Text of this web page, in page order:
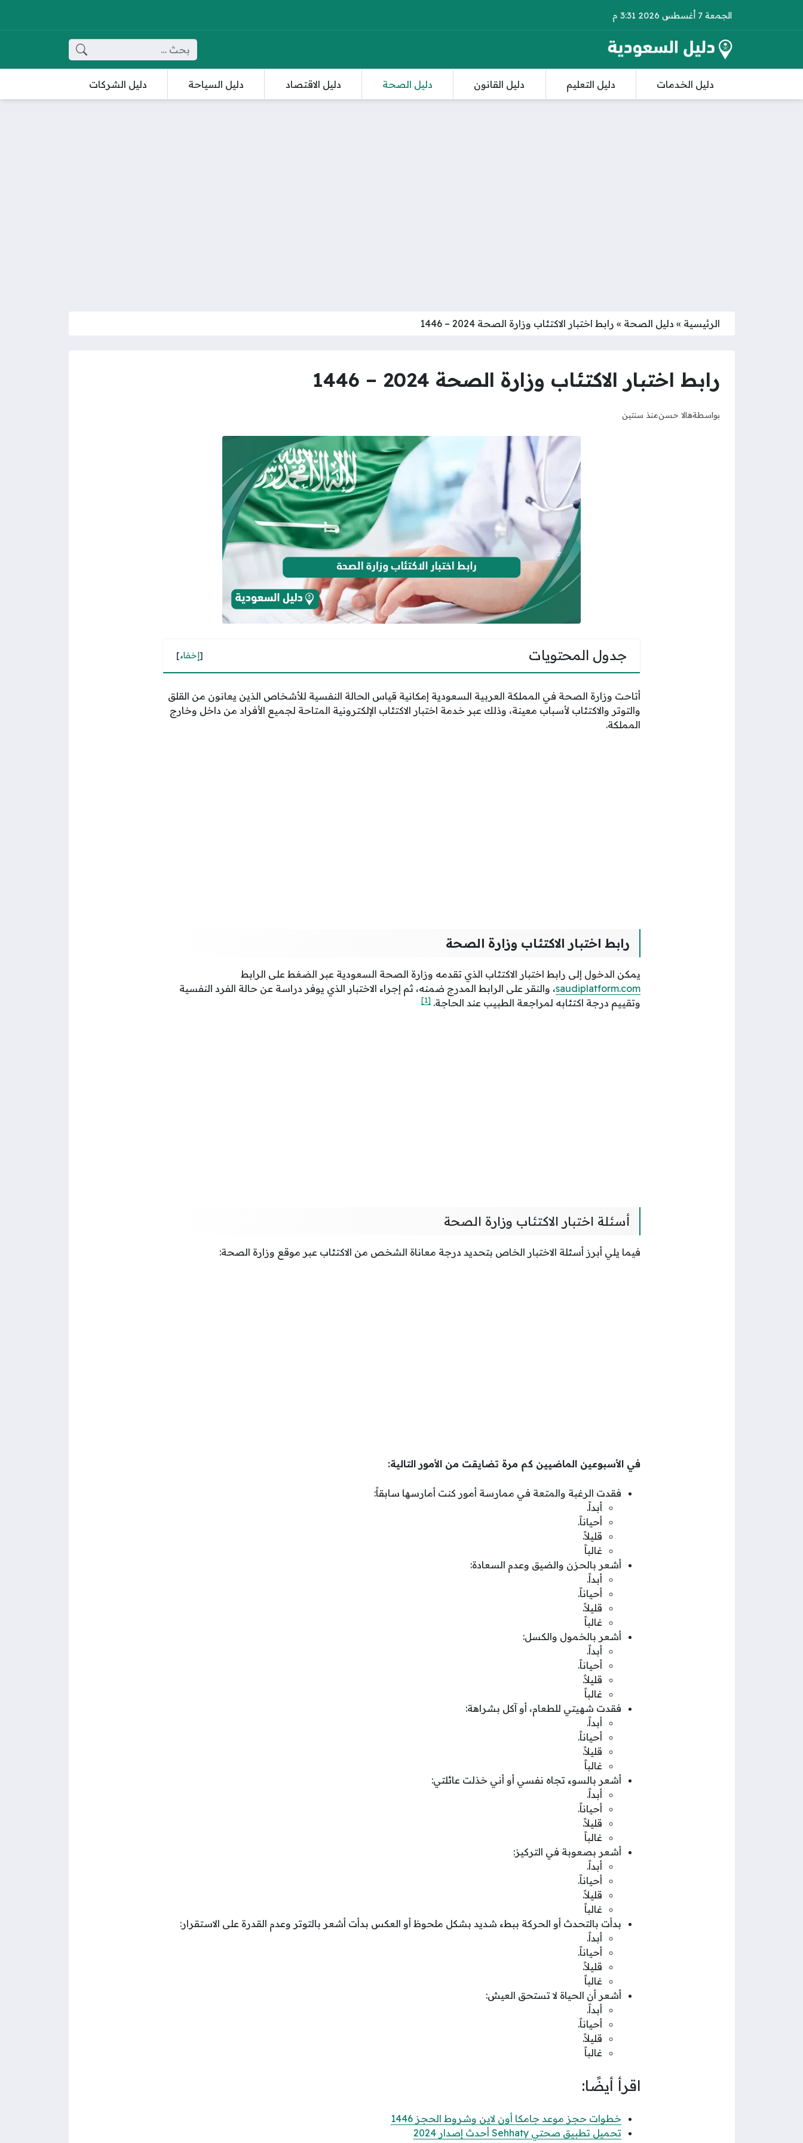
الجمعة 7 أغسطس 2026 3:31 م
البحث عن:
دليل الخدمات دليل التعليم دليل القانون دليل الصحة دليل الاقتصاد دليل السياحة دليل الشركات
الرئيسية » دليل الصحة » رابط اختبار الاكتئاب وزارة الصحة 2024 – 1446
رابط اختبار الاكتئاب وزارة الصحة 2024 – 1446
بواسطةهالا حسنمنذ سنتين
جدول المحتويات [إخفاء]
أتاحت وزارة الصحة في المملكة العربية السعودية إمكانية قياس الحالة النفسية للأشخاص الذين يعانون من القلق
والتوتر والاكتئاب لأسباب معينة، وذلك عبر خدمة اختبار الاكتئاب الإلكترونية المتاحة لجميع الأفراد من داخل وخارج
المملكة.
رابط اختبار الاكتئاب وزارة الصحة
يمكن الدخول إلى رابط اختبار الاكتئاب الذي تقدمه وزارة الصحة السعودية عبر الضغط على الرابط
saudiplatform.com، والنقر على الرابط المدرج ضمنه، ثم إجراء الاختبار الذي يوفر دراسة عن حالة الفرد النفسية
وتقييم درجة اكتئابه لمراجعة الطبيب عند الحاجة. [1]
أسئلة اختبار الاكتئاب وزارة الصحة
فيما يلي أبرز أسئلة الاختبار الخاص بتحديد درجة معاناة الشخص من الاكتئاب عبر موقع وزارة الصحة:
في الأسبوعين الماضيين كم مرة تضايقت من الأمور التالية:
فقدت الرغبة والمتعة في ممارسة أمور كنت أمارسها سابقاً:
أبداً.
أحياناً.
قليلاً.
غالباً
أشعر بالحزن والضيق وعدم السعادة:
أبداً.
أحياناً.
قليلاً.
غالباً
أشعر بالخمول والكسل:
أبداً.
أحياناً.
قليلاً.
غالباً
فقدت شهيتي للطعام، أو آكل بشراهة:
أبداً.
أحياناً.
قليلاً.
غالباً
أشعر بالسوء تجاه نفسي أو أني خذلت عائلتي:
أبداً.
أحياناً.
قليلاً.
غالباً
أشعر بصعوبة في التركيز:
أبداً.
أحياناً.
قليلاً.
غالباً
بدأت بالتحدث أو الحركة ببطء شديد بشكل ملحوظ أو العكس بدأت أشعر بالتوتر وعدم القدرة على الاستقرار:
أبداً.
أحياناً.
قليلاً.
غالباً
أشعر أن الحياة لا تستحق العيش:
أبداً.
أحياناً.
قليلاً.
غالباً
اقرأ أيضًا:
خطوات حجز موعد جامكا أون لاين وشروط الحجز 1446
تحميل تطبيق صحتي Sehhaty أحدث إصدار 2024